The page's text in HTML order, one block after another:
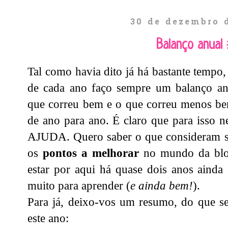
30 de dezembro
Balanço
Tal como havia dito já há bastante
de cada ano faço sempre um balanço
que correu bem e o que correu menos
de ano para ano. É claro que para isso
AJUDA. Quero saber o que consideram
os pontos a melhorar no mundo da
estar por aqui há quase dois anos ainda
muito para aprender (e ainda bem!).
Para já, deixo-vos um resumo, do que
este ano: